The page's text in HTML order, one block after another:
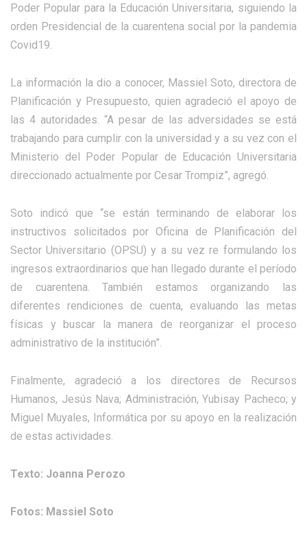
Poder Popular para la Educación Universitaria, siguiendo la
orden Presidencial de la cuarentena social por la pandemia
Covid19.
La información la dio a conocer, Massiel Soto, directora de
Planificación y Presupuesto, quien agradeció el apoyo de
las 4 autoridades. “A pesar de las adversidades se está
trabajando para cumplir con la universidad y a su vez con el
Ministerio del Poder Popular de Educación Universitaria
direccionado actualmente por Cesar Trompiz”, agregó.
Soto indicó que “se están terminando de elaborar los
instructivos solicitados por Oficina de Planificación del
Sector Universitario (OPSU) y a su vez re formulando los
ingresos extraordinarios que han llegado durante el período
de cuarentena. También estamos organizando las
diferentes rendiciones de cuenta, evaluando las metas
físicas y buscar la manera de reorganizar el proceso
administrativo de la institución”.
Finalmente, agradeció a los directores de Recursos
Humanos, Jesús Nava; Administración, Yubisay Pacheco; y
Miguel Muyales, Informática por su apoyo en la realización
de estas actividades.
Texto: Joanna Perozo
Fotos: Massiel Soto